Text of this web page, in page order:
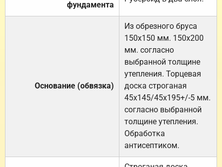
фундамента
Основание (обвязка)
Из обрезного бруса
150х150 мм. 150х200
мм. согласно
выбранной толщине
утепления. Торцевая
доска строганая
45х145/45х195+/-5 мм.
согласно выбранной
толщине утепления.
Обработка
антисептиком.